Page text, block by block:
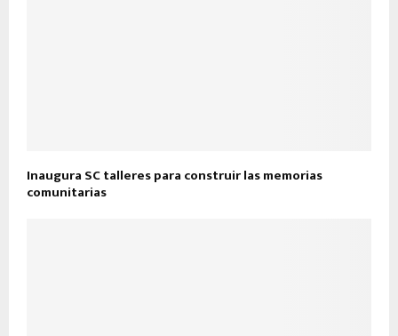
Inaugura SC talleres para construir las memorias
comunitarias